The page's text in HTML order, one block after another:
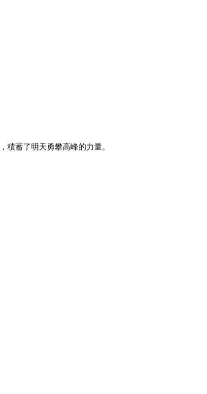
積蓄了明天勇攀高峰的力量。